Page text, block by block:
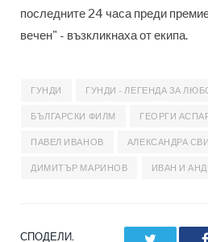
последните 24 часа преди
вечен" - възкликнаха от екипа.
ГУНДИ ГУНДИ - ЛЕГЕНДА ЗА
БЪЛГАРСКИ ФИЛМ ГЕОРГИ
ПАВЕЛ ИВАНОВ АЛЕКСАНДРА
ДИМИТЪР МАРИНОВ ИВАН И
СПОДЕЛИ.